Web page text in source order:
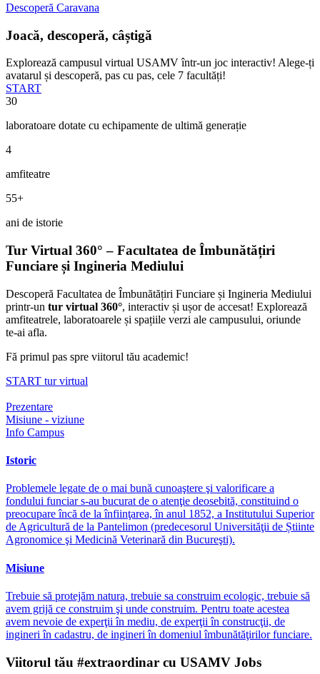
Descoperă Caravana
Joacă, descoperă, câștigă
Explorează campusul virtual USAMV într-un joc interactiv! Alege-ți
avatarul și descoperă, pas cu pas, cele 7 facultăți!
START
30
laboratoare dotate cu echipamente de ultimă generație
4
amfiteatre
55+
ani de istorie
Tur Virtual 360° – Facultatea de Îmbunătățiri
Funciare și Ingineria Mediului
Descoperă Facultatea de Îmbunătățiri Funciare și Ingineria Mediului
printr-un tur virtual 360°, interactiv și ușor de accesat! Explorează
amfiteatrele, laboratoarele și spațiile verzi ale campusului, oriunde
te-ai afla.
Fă primul pas spre viitorul tău academic!
START tur virtual
Prezentare
Misiune - viziune
Info Campus
Istoric
Problemele legate de o mai bună cunoaştere şi valorificare a
fondului funciar s-au bucurat de o atenţie deosebită, constituind o
preocupare încă de la înfiinţarea, în anul 1852, a Institutului Superior
de Agricultură de la Pantelimon (predecesorul Universităţii de Știinte
Agronomice şi Medicină Veterinară din Bucureşti).
Misiune
Trebuie să protejăm natura, trebuie sa construim ecologic, trebuie să
avem grijă ce construim şi unde construim. Pentru toate acestea
avem nevoie de experţii în mediu, de experţii în construcţii, de
ingineri în cadastru, de ingineri în domeniul îmbunătăţirilor funciare.
Viitorul tău #extraordinar cu USAMV Jobs